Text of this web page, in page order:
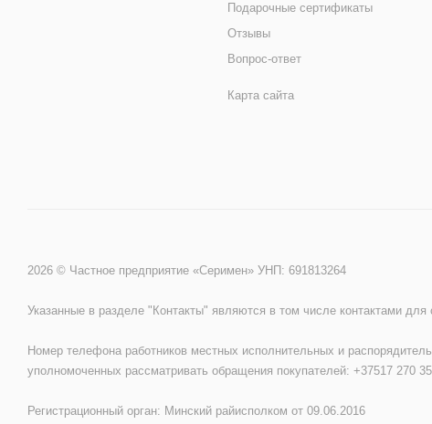
Подарочные сертификаты
Отзывы
Вопрос-ответ
Карта сайта
2026 © Частное предприятие «Серимен» УНП: 691813264
Указанные в разделе "Контакты" являются в том числе контактами
Номер телефона работников местных исполнительных и
уполномоченных рассматривать обращения покупателей: +37517 270
Регистрационный орган: Минский райисполком от 09.06.2016